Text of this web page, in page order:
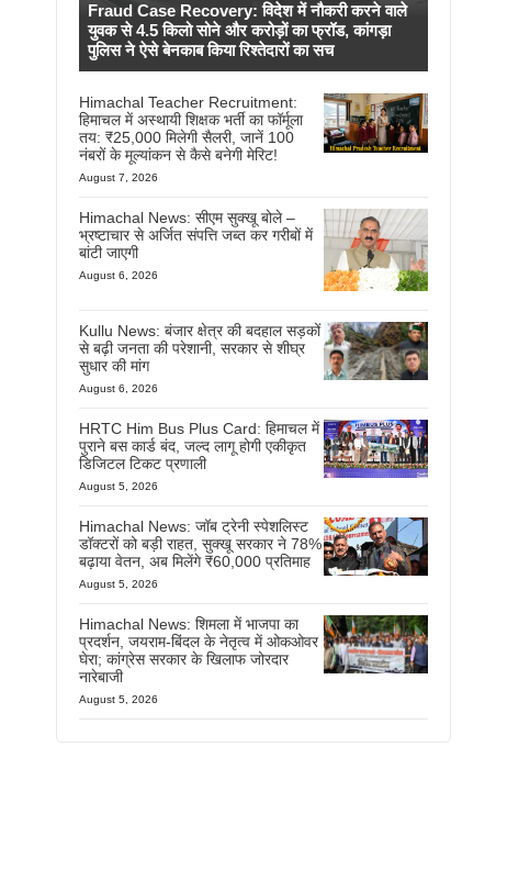
Fraud Case Recovery: विदेश में नौकरी करने वाले
युवक से 4.5 किलो सोने और करोड़ों का फ्रॉड, कांगड़ा
पुलिस ने ऐसे बेनकाब किया रिश्तेदारों का सच
Himachal Teacher Recruitment:
हिमाचल में अस्थायी शिक्षक भर्ती का फॉर्मूला
तय: ₹25,000 मिलेगी सैलरी, जानें 100
नंबरों के मूल्यांकन से कैसे बनेगी मेरिट!
August 7, 2026
Himachal News: सीएम सुक्खू बोले –
भ्रष्टाचार से अर्जित संपत्ति जब्त कर गरीबों में
बांटी जाएगी
August 6, 2026
Kullu News: बंजार क्षेत्र की बदहाल सड़कों
से बढ़ी जनता की परेशानी, सरकार से शीघ्र
सुधार की मांग
August 6, 2026
HRTC Him Bus Plus Card: हिमाचल में
पुराने बस कार्ड बंद, जल्द लागू होगी एकीकृत
डिजिटल टिकट प्रणाली
August 5, 2026
Himachal News: जॉब ट्रेनी स्पेशलिस्ट
डॉक्टरों को बड़ी राहत, सुक्खू सरकार ने 78%
बढ़ाया वेतन, अब मिलेंगे ₹60,000 प्रतिमाह
August 5, 2026
Himachal News: शिमला में भाजपा का
प्रदर्शन, जयराम-बिंदल के नेतृत्व में ओकओवर
घेरा; कांग्रेस सरकार के खिलाफ जोरदार
नारेबाजी
August 5, 2026